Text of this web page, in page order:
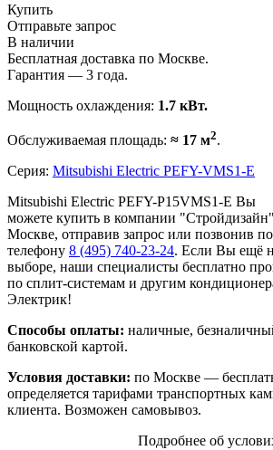
Купить
Отправьте запрос
В наличии
Бесплатная доставка по Москве.
Гарантия — 3 года.
Мощность охлаждения: 1.7 кВт.
Обслуживаемая площадь: ≈ 17 м2.
Серия: Mitsubishi Electric PEFY-VMS1-E
Mitsubishi Electric PEFY-P15VMS1-E Вы
можете купить в компании
Москве, отправив запрос или позвонив по
телефону 8 (495) 740-23-24. Если Вы ещё
выборе, наши специалисты бесплатно
по сплит-системам и другим
Электрик!
Способы оплаты: наличные,
банковской картой.
Условия доставки: по Москве —
определяется тарифами транспортных
клиента. Возможен самовывоз.
Подробнее об